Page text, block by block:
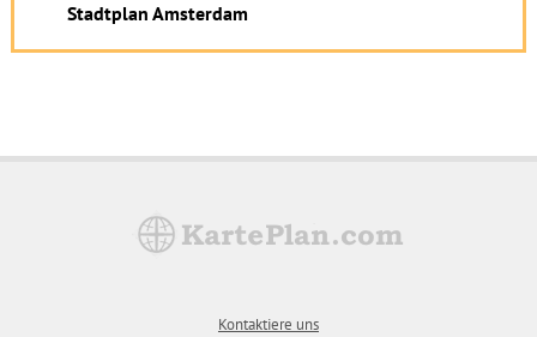
Stadtplan Amsterdam
Kontaktiere uns